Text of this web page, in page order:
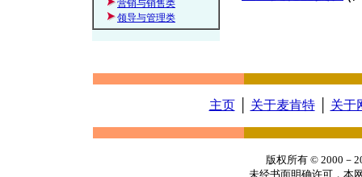
营销与销售类
领导与管理类
主页│ 关于麦肯特│ 关于
版权所有 © 2000－
未经书面明确许可，本